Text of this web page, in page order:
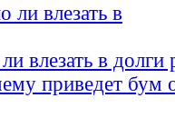
влезать в
приведет бум